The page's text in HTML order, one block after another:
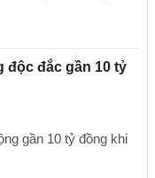
độc đắc gần 10 tỷ
gần 10 tỷ đồng khi